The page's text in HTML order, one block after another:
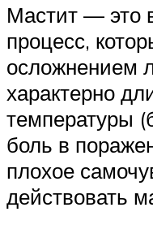
Мастит — это
процесс,
осложнением
характерно
температуры
боль в
плохое
действовать